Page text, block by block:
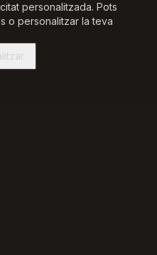
personalitzada. Pots
o personalitzar la teva